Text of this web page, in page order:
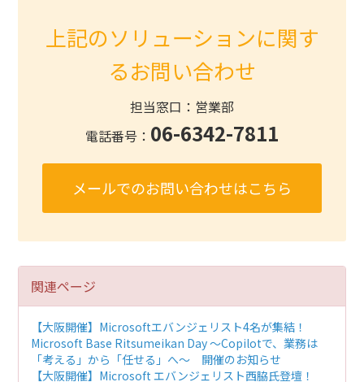
上記のソリューションに関す
るお問い合わせ
担当窓口：営業部
電話番号： 06-6342-7811
メールでのお問い合わせはこちら
関連ページ
【大阪開催】Microsoftエバンジェリスト4名が集結！
Microsoft Base Ritsumeikan Day ～Copilotで、業務は
「考える」から「任せる」へ～ 開催のお知らせ
【大阪開催】Microsoft エバンジェリスト西脇氏登壇！